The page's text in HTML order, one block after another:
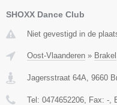
SHOXX Dance Club
Niet gevestigd in de
Oost-Vlaanderen » Brakel
Jagersstraat 64A 9660
Tel: 0474652206 , Fax: - ,